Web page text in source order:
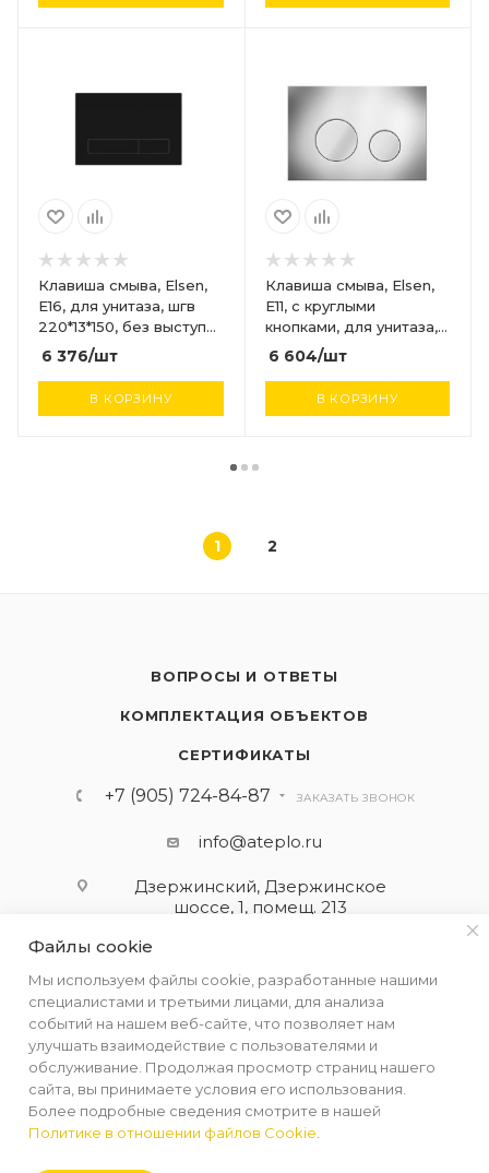
Клавиша смыва, Elsen,
E16, для унитаза, шгв
220*13*150, без выступа
кнопки, цвет-черный
матовый
6 376/шт
В КОРЗИНУ
Клавиша смыва, Elsen,
E11, с круглыми
кнопками, для унитаза,
шгв 220*13*150, цвет-
6 604/шт
В КОРЗИНУ
1 2
ВОПРОСЫ И ОТВЕТЫ
КОМПЛЕКТАЦИЯ ОБЪЕКТОВ
СЕРТИФИКАТЫ
+7 (905) 724-84-87 ЗАКАЗАТЬ ЗВОНОК
info@ateplo.ru
Дзержинский, Дзержинское
шоссе, 1, помещ. 213
ПОЛИТИКА КОНФИДЕНЦИАЛЬНОСТИ
Файлы cookie
Мы используем файлы cookie, разработанные нашими
специалистами и третьими лицами, для анализа
событий на нашем веб-сайте, что позволяет нам
улучшать взаимодействие с пользователями и
обслуживание. Продолжая просмотр страниц нашего
сайта, вы принимаете условия его использования.
Более подробные сведения смотрите в нашей
Политике в отношении файлов Cookie